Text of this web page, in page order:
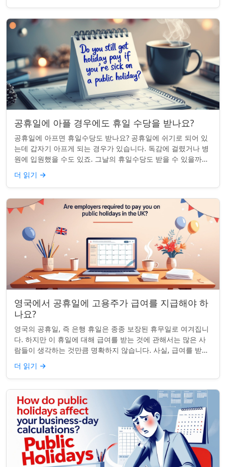
공휴일에 아플 경우에도 휴일 수당을 받나요?
공휴일에 아프면 휴일수당도 받나요? 공휴일에 쉬기로 되어 있
는데 갑자기 아프게 되는 경우가 있습니다. 독감에 걸렸거나 병
원에 입원했을 수도 있죠. 그날의 휴일수당도 받을 수 있을까요?
이는 흔한 질문이며, 답변은 주...
더 읽기 →
영국에서 공휴일에 고용주가 급여를 지급해야 하
나요?
영국의 공휴일, 즉 은행 휴일은 종종 보장된 휴무일로 여겨집니
다. 하지만 이 휴일에 대해 급여를 받는 것에 관해서는 많은 사
람들이 생각하는 것만큼 명확하지 않습니다. 사실, 급여를 받거
나 하루 쉬는 것이 전적으로 계...
더 읽기 →